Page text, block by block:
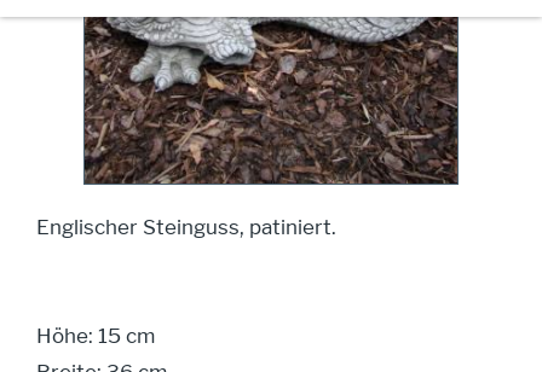
Englischer Steinguss, patiniert.
Höhe: 15 cm